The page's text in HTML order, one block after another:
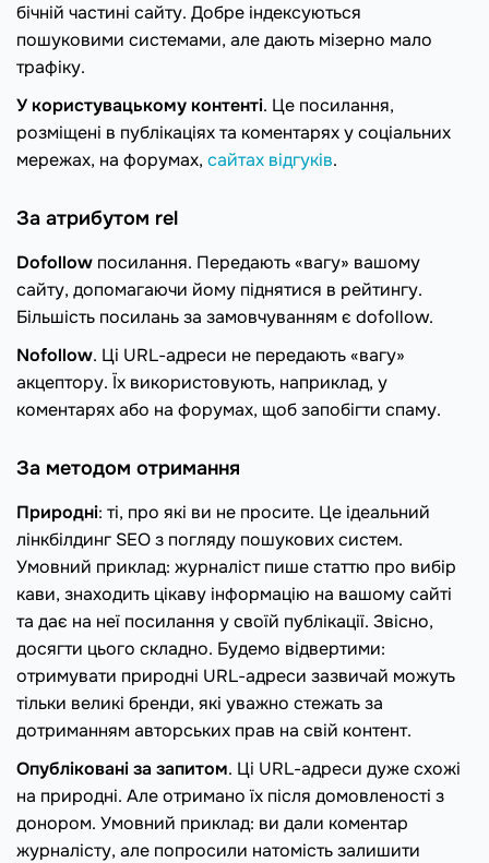
бічній частині сайту. Добре індексуються
пошуковими системами, але дають мізерно мало
трафіку.
У користувацькому контенті. Це посилання,
розміщені в публікаціях та коментарях у соціальних
мережах, на форумах, сайтах відгуків.
За атрибутом rel
Dofollow посилання. Передають «вагу» вашому
сайту, допомагаючи йому піднятися в рейтингу.
Більшість посилань за замовчуванням є dofollow.
Nofollow. Ці URL-адреси не передають «вагу»
акцептору. Їх використовують, наприклад, у
коментарях або на форумах, щоб запобігти спаму.
За методом отримання
Природні: ті, про які ви не просите. Це ідеальний
лінкбілдинг SEO з погляду пошукових систем.
Умовний приклад: журналіст пише статтю про вибір
кави, знаходить цікаву інформацію на вашому сайті
та дає на неї посилання у своїй публікації. Звісно, ​​
досягти цього складно. Будемо відвертими:
отримувати природні URL-адреси зазвичай можуть
тільки великі бренди, які уважно стежать за
дотриманням авторських прав на свій контент.
Опубліковані за запитом. Ці URL-адреси дуже схожі
на природні. Але отримано їх після домовленості з
донором. Умовний приклад: ви дали коментар
журналісту, але попросили натомість залишити